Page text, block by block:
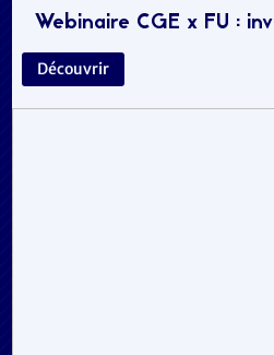
Webinaire CGE x FU :
Découvrir